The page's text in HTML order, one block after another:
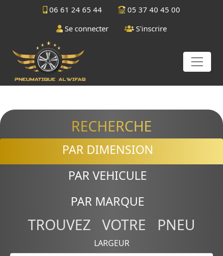
06 61 24 65 44
05 37 40 45 00
Se connecter
S'inscrire
RECHERCHE
PAR DIMENSION
PAR VEHICULE
PAR MARQUE
TROUVEZ VOTRE PNEU
LARGEUR